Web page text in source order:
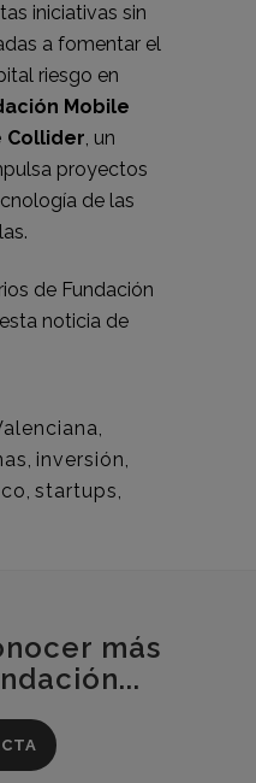
iniciativas sin
a fomentar el
riesgo en
Mobile
Collider, un
proyectos
de las
de Fundación
noticia de
,
, inversión,
, startups,
más